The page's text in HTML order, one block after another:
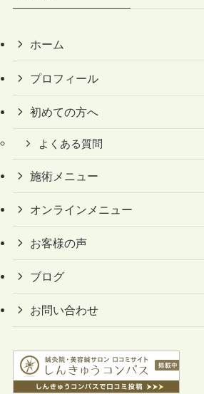
ホーム
プロフィール
初めての方へ
よくある質問
施術メニュー
オンラインメニュー
お客様の声
ブログ
お問い合わせ